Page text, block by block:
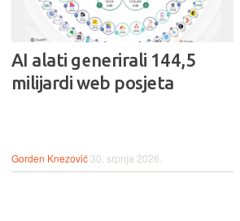
AI alati generirali 144,5
milijardi web posjeta
Gorden Knezović 30. srpnja 2026.